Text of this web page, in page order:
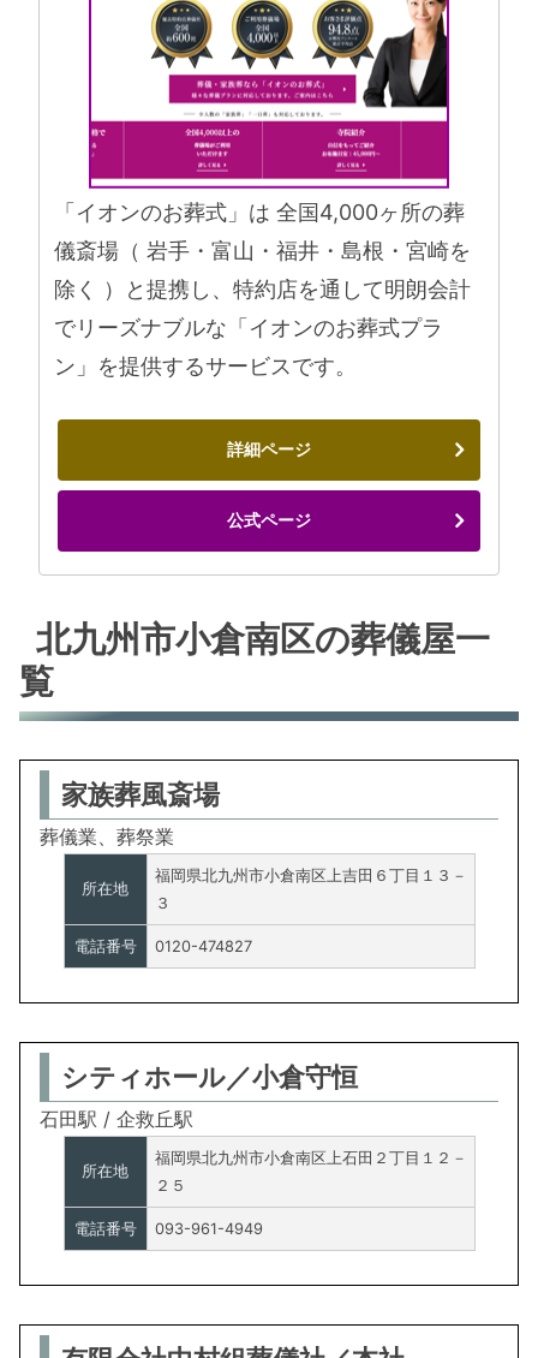
「イオンのお葬式」は 全国4,000ヶ所の葬
儀斎場（ 岩手・富山・福井・島根・宮崎を
除く ）と提携し、特約店を通して明朗会計
でリーズナブルな「イオンのお葬式プラ
ン」を提供するサービスです。
詳細ページ
公式ページ
北九州市小倉南区の葬儀屋一
覧
家族葬風斎場
葬儀業、葬祭業
所在地
福岡県北九州市小倉南区上吉田６丁目１３－
３
電話番号 0120-474827
シティホール／小倉守恒
石田駅 / 企救丘駅
所在地
福岡県北九州市小倉南区上石田２丁目１２－
２５
電話番号 093-961-4949